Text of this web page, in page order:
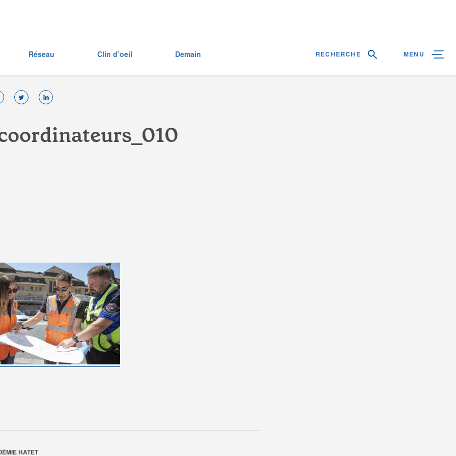
Réseau Clin d’oeil Demain RECHERCHE MENU
oordinateurs 010
HATET